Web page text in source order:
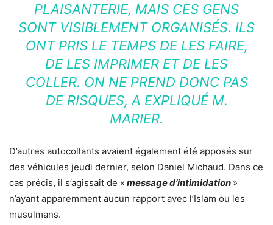
PLAISANTERIE, MAIS CES GENS
SONT VISIBLEMENT ORGANISÉS. ILS
ONT PRIS LE TEMPS DE LES FAIRE,
DE LES IMPRIMER ET DE LES
COLLER. ON NE PREND DONC PAS
DE RISQUES, A EXPLIQUÉ M.
MARIER.
D’autres autocollants avaient également été apposés sur
des véhicules jeudi dernier, selon Daniel Michaud. Dans ce
cas précis, il s’agissait de « message d’intimidation »
n’ayant apparemment aucun rapport avec l’Islam ou les
musulmans.